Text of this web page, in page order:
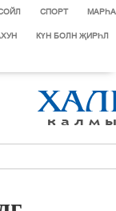
СПОРТ
КҮН БОЛН ҖИРҺЛ